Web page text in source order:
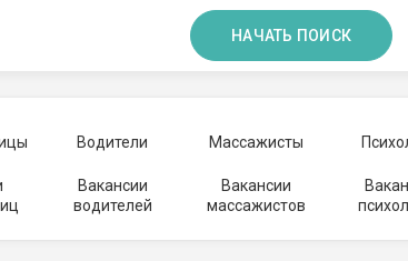
НАЧАТЬ ПОИСК
Водители Массажисты
Вакансии
водителей
Вакансии
массажистов